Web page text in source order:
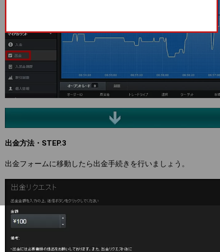
出金方法・STEP.3
出金フォームに移動したら出金手続きを行いましょう。